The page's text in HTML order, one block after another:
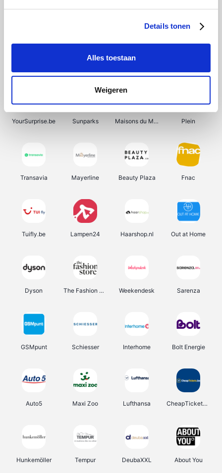
Details tonen
Alles toestaan
Weigeren
Shein Get Your Guide Bergfreunde Pazzox
YourSurprise.be Sunparks Maisons du Monde Plein
Transavia Mayerline Beauty Plaza Fnac
Tuifly.be Lampen24 Haarshop.nl Out at Home
Dyson The Fashion Store Weekendesk Sarenza
GSMpunt Schiesser Interhome Bolt Energie
Auto5 Maxi Zoo Lufthansa CheapTickets.be
Hunkemöller Tempur DeubaXXL About You